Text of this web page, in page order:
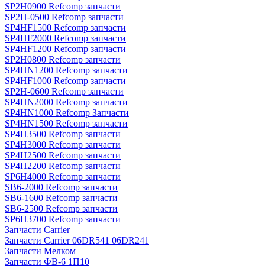
SP2H0900 Refcomp запчасти
SP2H-0500 Refcomp запчасти
SP4HF1500 Refcomp запчасти
SP4HF2000 Refcomp запчасти
SP4HF1200 Refcomp запчасти
SP2H0800 Refcomp запчасти
SP4HN1200 Refcomp запчасти
SP4HF1000 Refcomp запчасти
SP2H-0600 Refcomp запчасти
SP4HN2000 Refcomp запчасти
SP4HN1000 Refcomp Запчасти
SP4HN1500 Refcomp запчасти
SP4H3500 Refcomp запчасти
SP4H3000 Refcomp запчасти
SP4H2500 Refcomp запчасти
SP4H2200 Refcomp запчасти
SP6H4000 Refcomp запчасти
SB6-2000 Refcomp запчасти
SB6-1600 Refcomp запчасти
SB6-2500 Refcomp запчасти
SP6H3700 Refcomp запчасти
Запчасти Carrier
Запчасти Carrier 06DR541 06DR241
Запчасти Мелком
Запчасти ФВ-6 1П10